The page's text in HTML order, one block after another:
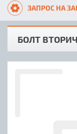
ЗАПРОС НА
БОЛТ